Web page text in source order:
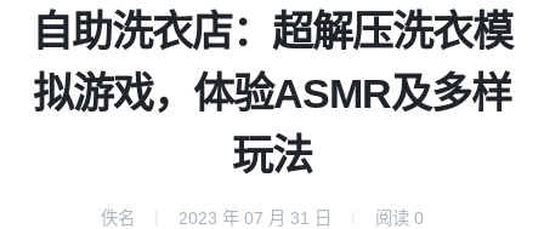
自助洗衣店：超解压洗衣模
拟游戏，体验ASMR及多样
玩法
佚名 2023 年 07 月 31 日 阅读 0